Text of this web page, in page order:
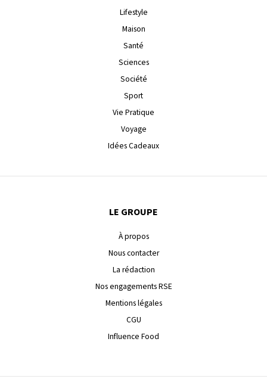
Lifestyle
Maison
Santé
Sciences
Société
Sport
Vie Pratique
Voyage
Idées Cadeaux
LE GROUPE
À propos
Nous contacter
La rédaction
Nos engagements RSE
Mentions légales
CGU
Influence Food